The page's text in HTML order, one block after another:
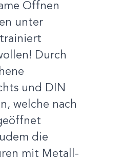
Öffnen
unter
Durch
und DIN
welche nach
die
mit Metall-